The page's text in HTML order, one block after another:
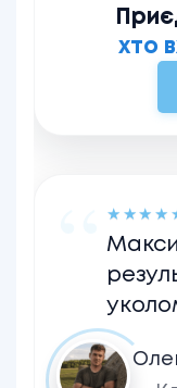
хто
★ ★★ ★